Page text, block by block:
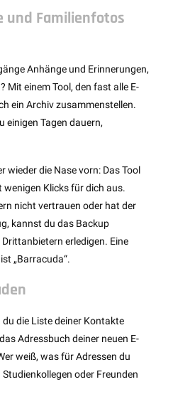
und Familienfotos
Anhänge und Erinnerungen,
Mit einem Tool, den fast alle E-
ein Archiv zusammenstellen.
einigen Tagen dauern,
wieder die Nase vorn: Das Tool
Klicks für dich aus.
nicht vertrauen oder hat der
kannst du das Backup
erledigen. Eine
„Barracuda“.
die Liste deiner Kontakte
Adressbuch deiner neuen E-
weiß, was für Adressen du
oder Freunden